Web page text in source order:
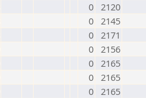
0 2120
0 2145
0 2171
0 2156
0 2165
0 2165
0 2165